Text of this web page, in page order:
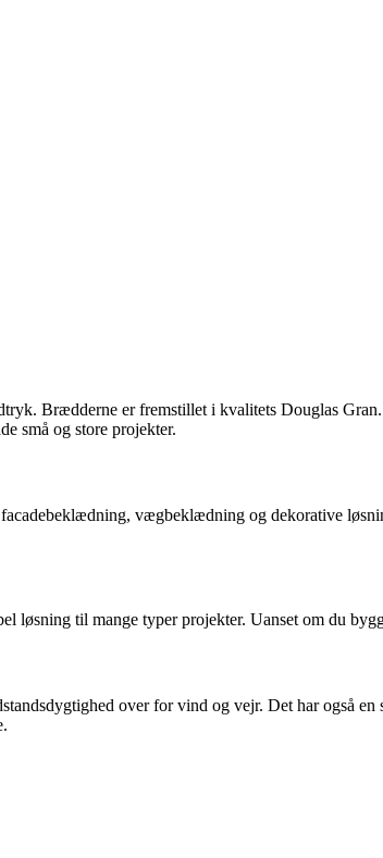
Brædderne er fremstillet i kvalitets Douglas
små og store projekter.
vægbeklædning og dekorative
løsning til mange typer projekter. Uanset om du
over for vind og vejr. Det har også